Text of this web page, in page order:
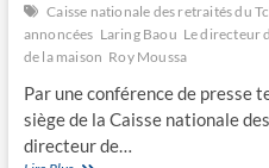
Caisse nationale des retraités du
annoncées Laring Baou Le directeur
de la maison Roy Moussa
Par une conférence de presse
siège de la Caisse nationale
directeur de…